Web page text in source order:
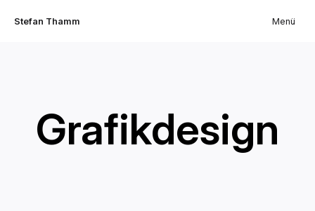
Stefan Thamm Menü
Grafikdesign